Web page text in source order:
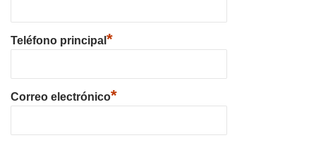
Teléfono principal *
Correo electrónico*